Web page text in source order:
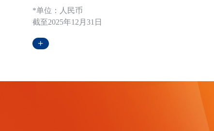
*单位：人民币
截至2025年12月31日